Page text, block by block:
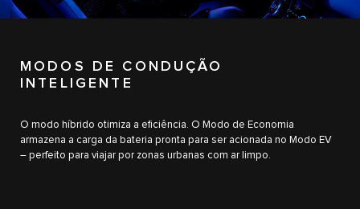
MODOS DE CONDUÇÃO
INTELIGENTE
O modo híbrido otimiza a eficiência. O Modo de Economia
armazena a carga da bateria pronta para ser acionada no Modo EV
– perfeito para viajar por zonas urbanas com ar limpo.